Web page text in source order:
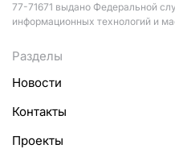
77-71671 выдано Федеральной
информационных технологий и
Разделы
Новости
Контакты
Проекты